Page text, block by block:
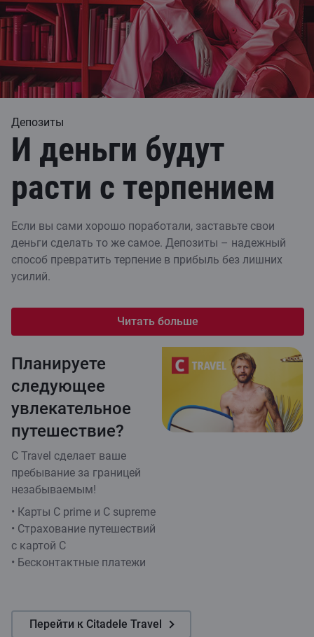
Депозиты
И деньги будут
расти с терпением
Если вы сами хорошо поработали, заставьте свои
деньги сделать то же самое. Депозиты – надежный
способ превратить терпение в прибыль без лишних
усилий.
Читать больше
Планируете
следующее
увлекательное
путешествие?
C Travel сделает ваше
пребывание за границей
незабываемым!
• Карты C prime и C supreme
• Страхование путешествий
с картой C
• Бесконтактные платежи
Перейти к Citadele Travel